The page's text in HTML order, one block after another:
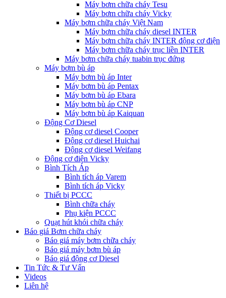
Máy bơm chữa cháy Tesu
Máy bơm chữa cháy Vicky
Máy bơm chữa cháy Việt Nam
Máy bơm chữa cháy diesel INTER
Máy bơm chữa cháy INTER động cơ điện
Máy bơm chữa cháy trục liền INTER
Máy bơm chữa cháy tuabin trục đứng
Máy bơm bù áp
Máy bơm bù áp Inter
Máy bơm bù áp Pentax
Máy bơm bù áp Ebara
Máy bơm bù áp CNP
Máy bơm bù áp Kaiquan
Động Cơ Diesel
Động cơ diesel Cooper
Động cơ diesel Huichai
Động cơ diesel Weifang
Động cơ điện Vicky
Bình Tích Áp
Bình tích áp Varem
Bình tích áp Vicky
Thiết bị PCCC
Bình chữa cháy
Phụ kiện PCCC
Quạt hút khói chữa cháy
Báo giá Bơm chữa cháy
Báo giá máy bơm chữa cháy
Báo giá máy bơm bù áp
Báo giá động cơ Diesel
Tin Tức & Tư Vấn
Videos
Liên hệ